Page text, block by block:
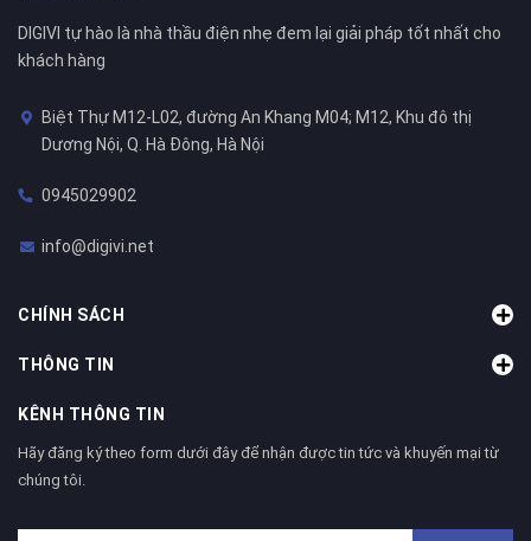
DIGIVI tự hào là nhà thầu điện nhẹ đem lại giải pháp tốt nhất cho
khách hàng
Biệt Thự M12-L02, đường An Khang M04; M12, Khu đô thị
Dương Nội, Q. Hà Đông, Hà Nội
0945029902
info@digivi.net
CHÍNH SÁCH
THÔNG TIN
KÊNH THÔNG TIN
Hãy đăng ký theo form dưới đây để nhận được tin tức và khuyến mại từ
chúng tôi.